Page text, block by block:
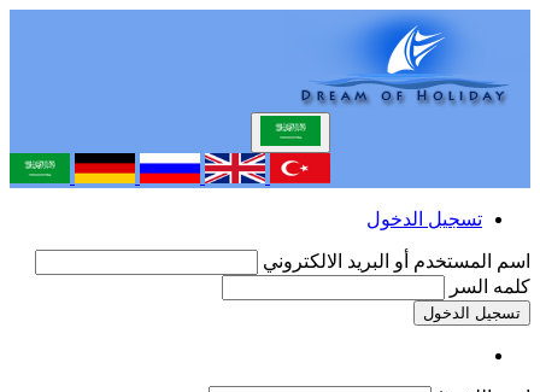
تسجيل الدخول
اسم المستخدم أو البريد الالكتروني
كلمه السر
تسجيل الدخول